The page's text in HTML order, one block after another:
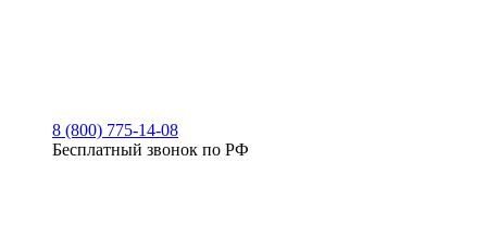
8 (800) 775-14-08
Бесплатный звонок по РФ